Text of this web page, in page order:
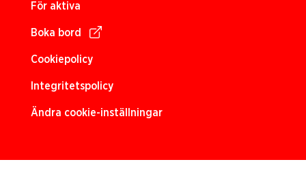
För aktiva
Boka bord
Cookiepolicy
Integritetspolicy
Ändra cookie-inställningar